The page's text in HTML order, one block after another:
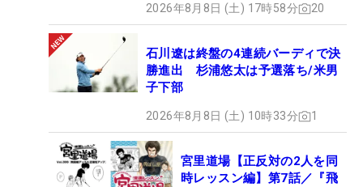
2026年8月8日 (土) 17時58分 20
石川遼は終盤の4連続バーディで決
勝進出 杉浦悠太は予選落ち/米男
子下部
2026年8月8日 (土) 10時33分 1
宮里道場【正反対の2人を同
時レッスン編】第7話／『飛